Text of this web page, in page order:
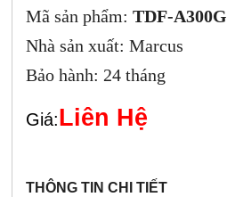
Mã sản phẩm:TDF-A300G
Nhà sản xuất: Marcus
Bảo hành: 24 tháng
Giá:Liên Hệ
THÔNG TIN CHI TIẾT